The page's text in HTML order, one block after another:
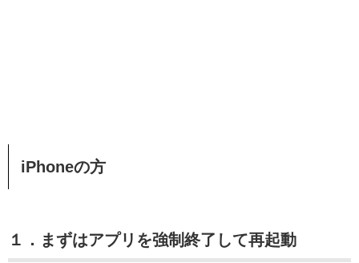
iPhoneの方
１．まずはアプリを強制終了して再起動